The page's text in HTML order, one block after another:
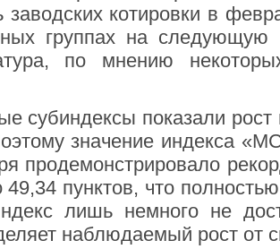
заводских котировки в
группах на
по мнению
субиндексы показали
значение индекса
продемонстрировало
пунктов, что
лишь немного не
наблюдаемый рост от